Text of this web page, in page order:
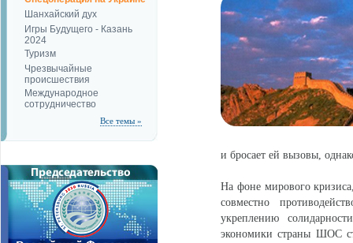
Шанхайский дух
Игры Будущего - Казань
2024
Туризм
Чрезвычайные
происшествия
Международное
сотрудничество
Все темы »
и бросает ей вызовы,
На фоне мирового
совместно
укреплению
экономики страны ШОС